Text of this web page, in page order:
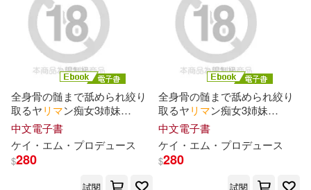
ビッグモーカル(4)
一条みお(4) 一色さゆり(4)
並木杏梨(4) 佐知子(4)
成海さやか(4) 星奈あい(4)
水卜麻衣奈(4)
スイッチ・パブリッシング(2)
スターマイン(2)
トイズファクトリー(2)
バップ(2)
全身骨の髄まで舐められ絞り
取るヤリ マン痴女3姉妹
Episode.04 (電子書)
中文電子書
ケイ ・エム・プロデュ ース
$280
試閱
全身骨の髄まで舐められ絞り
取るヤリ マン痴女3姉妹
Episode.02 (電子書)
中文電子書
ケイ ・エム・プロデュ ース
$280
試閱